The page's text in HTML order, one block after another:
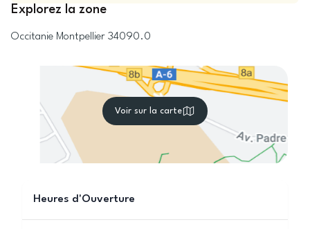
Explorez la zone
Occitanie Montpellier 34090.0
Voir sur la carte
Heures d'Ouverture